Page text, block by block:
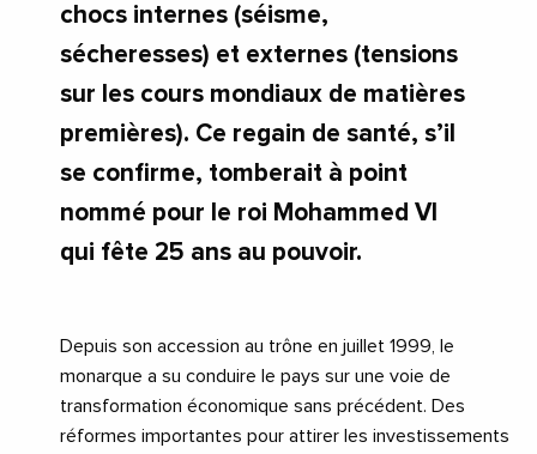
chocs internes (séisme,
sécheresses) et externes (tensions
sur les cours mondiaux de matières
premières). Ce regain de santé, s’il
se confirme, tomberait à point
nommé pour le roi Mohammed VI
qui fête 25 ans au pouvoir.
Depuis son accession au trône en juillet 1999, le
monarque a su conduire le pays sur une voie de
transformation économique sans précédent. Des
réformes importantes pour attirer les investissements